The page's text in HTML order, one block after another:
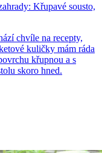
Křupavé sousto,
chvíle na recepty,
kuličky mám ráda
křupnou a s
skoro hned.